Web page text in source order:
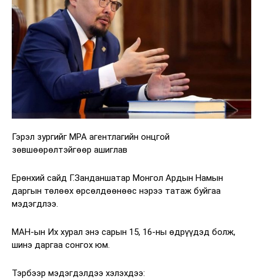
Гэрэл зургийг MPA агентлагийн онцгой
зөвшөөрөлтэйгөөр ашиглав
Ерөнхий сайд Г.Занданшатар Монгол Ардын Намын
даргын төлөөх өрсөлдөөнөөс нэрээ татаж буйгаа
мэдэгдлээ.
МАН-ын Их хурал энэ сарын 15, 16-ны өдрүүдэд болж,
шинэ даргаа сонгох юм.
Тэрбээр мэдэгдэлдээ хэлэхдээ: